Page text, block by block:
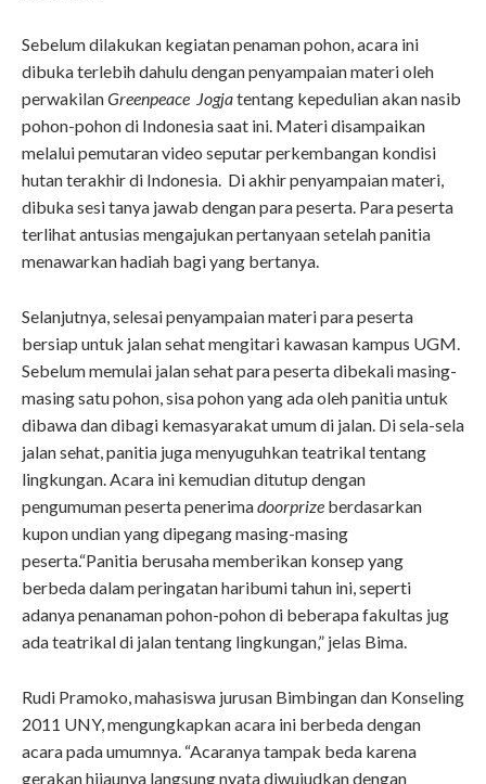
Sebelum dilakukan kegiatan penaman pohon, acara ini
dibuka terlebih dahulu dengan penyampaian materi oleh
perwakilanGreenpeace Jogjatentang kepedulian akan nasib
pohon-pohon di Indonesia saat ini. Materi disampaikan
melalui pemutaran video seputar perkembangan kondisi
hutan terakhir di Indonesia. Di akhir penyampaian materi,
dibuka sesi tanya jawab dengan para peserta. Para peserta
terlihat antusias mengajukan pertanyaan setelah panitia
menawarkan hadiah bagi yang bertanya.
Selanjutnya, selesai penyampaian materi para peserta
bersiap untuk jalan sehat mengitari kawasan kampus UGM.
Sebelum memulai jalan sehat para peserta dibekali masing-
masing satu pohon, sisa pohon yang ada oleh panitia untuk
dibawa dan dibagi kemasyarakat umum di jalan. Di sela-sela
jalan sehat, panitia juga menyuguhkan teatrikal tentang
lingkungan. Acara ini kemudian ditutup dengan
pengumuman peserta penerimadoorprize berdasarkan
kupon undian yang dipegang masing-masing
peserta.“Panitia berusaha memberikan konsep yang
berbeda dalam peringatan haribumi tahun ini, seperti
adanya penanaman pohon-pohon di beberapa fakultas jug
ada teatrikal di jalan tentang lingkungan,” jelas Bima.
Rudi Pramoko, mahasiswa jurusan Bimbingan dan Konseling
2011 UNY, mengungkapkan acara ini berbeda dengan
acara pada umumnya. “Acaranya tampak beda karena
gerakan hijaunya langsung nyata diwujudkan dengan